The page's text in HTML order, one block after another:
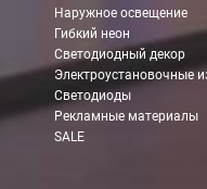
В Москве и МО (за
При заказе от 7000
При заказе менее
В Санкт-Петербурге
Наружное освещение
Гибкий неон
Светодиодный декор
Электроустановочные
Светодиоды
Рекламные материалы
SALE